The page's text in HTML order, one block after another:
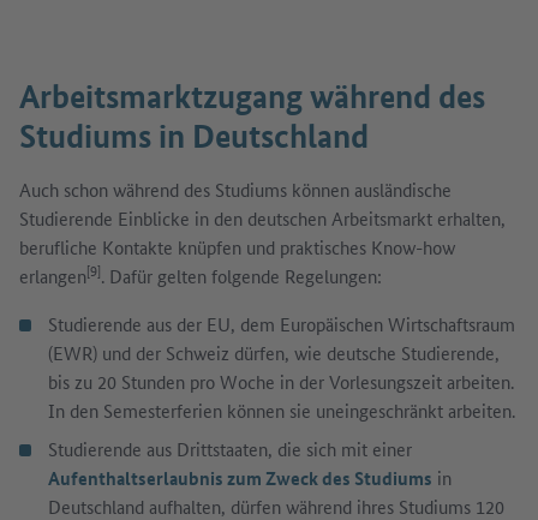
Arbeitsmarktzugang während des
Studiums in Deutschland
Auch schon während des Studiums können ausländische
Studierende Einblicke in den deutschen Arbeitsmarkt erhalten,
berufliche Kontakte knüpfen und praktisches Know-how
erlangen[9]. Dafür gelten folgende Regelungen:
Studierende aus der EU, dem Europäischen Wirtschaftsraum
(EWR) und der Schweiz dürfen, wie deutsche Studierende,
bis zu 20 Stunden pro Woche in der Vorlesungszeit arbeiten.
In den Semesterferien können sie uneingeschränkt arbeiten.
Studierende aus Drittstaaten, die sich mit einer
Aufenthaltserlaubnis zum Zweck des Studiums in
Deutschland aufhalten, dürfen während ihres Studiums 120